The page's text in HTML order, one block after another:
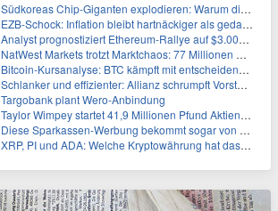
Südkoreas Chip-Giganten explodieren: Warum dieser Rekord-Tag die KI-Branche erschüttert
EZB-Schock: Inflation bleibt hartnäckiger als gedacht – 2027 wird zum kritischen Test
Analyst prognostiziert Ethereum-Rallye auf $3.000 nach entscheidendem On-Chain-Ausbruch
NatWest Markets trotzt Marktchaos: 77 Millionen Pfund Gewinn im ersten Halbjahr
Bitcoin-Kursanalyse: BTC kämpft mit entscheidender $65K-Hürde, während sich ein Liquidationscluster aufbaut
Schlanker und effizienter: Allianz schrumpft Vorstand auf 8 Köpfe – das steckt dahinter
Targobank plant Wero-Anbindung
Taylor Wimpey startet 41,9 Millionen Pfund Aktienrückkauf – was Anleger wissen müssen
Diese Sparkassen-Werbung bekommt sogar von der Konkurrenz Lob
XRP, PI und ADA: Welche Kryptowährung hat das größte Potenzial im nächsten Bullenmarkt?